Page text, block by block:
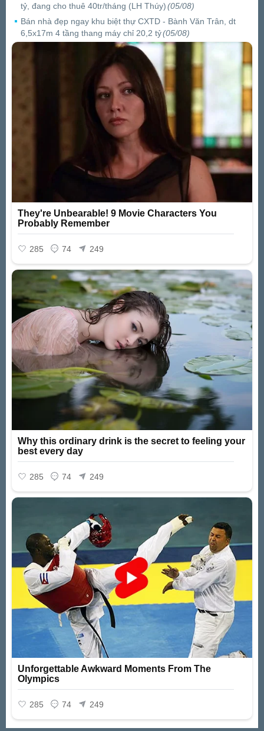
tỷ, đang cho thuê 40tr/tháng (LH Thúy)(05/08)
Bán nhà đẹp ngay khu biệt thự CXTD - Bành Văn Trân, dt
6,5x17m 4 tầng thang máy chỉ 20,2 tỷ(05/08)